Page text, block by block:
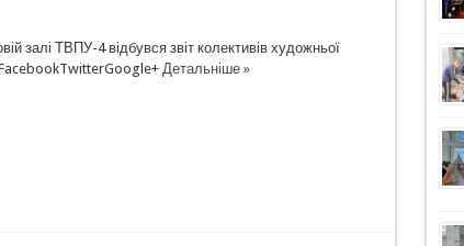
залі ТВПУ-4 відбувся звіт колективів художньої
Детальніше »